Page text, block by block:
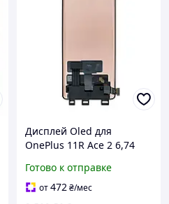
Дисплей Oled для
OnePlus 11R Ace 2 6,74
сенсорным экраном
оригинального качества.
(668645)
Готово к отправке
от472₴/мес